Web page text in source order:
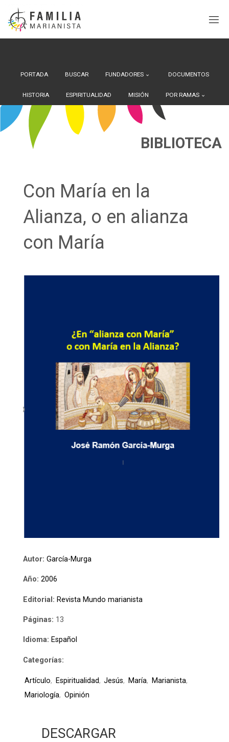
Saltar
contenido
PORTADA BUSCAR FUNDADORES DOCUMENTOS
HISTORIA ESPIRITUALIDAD MISIÓN POR RAMAS
BIBLIOTECA
Con María en la
Alianza, o en alianza
con María
Autor: García-Murga
Año: 2006
Editorial: Revista Mundo marianista
Páginas: 13
Idioma: Español
Categorías:
Artículo, Espiritualidad, Jesús, María, Marianista,
Mariología, Opinión
DESCARGAR